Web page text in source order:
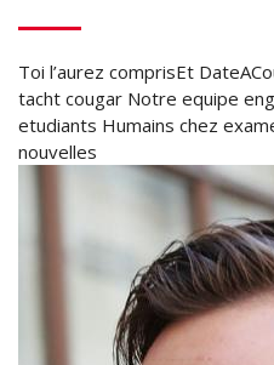
Toi l’aurez comprisEt
tacht cougar Notre equipe
etudiants Humains chez
nouvelles